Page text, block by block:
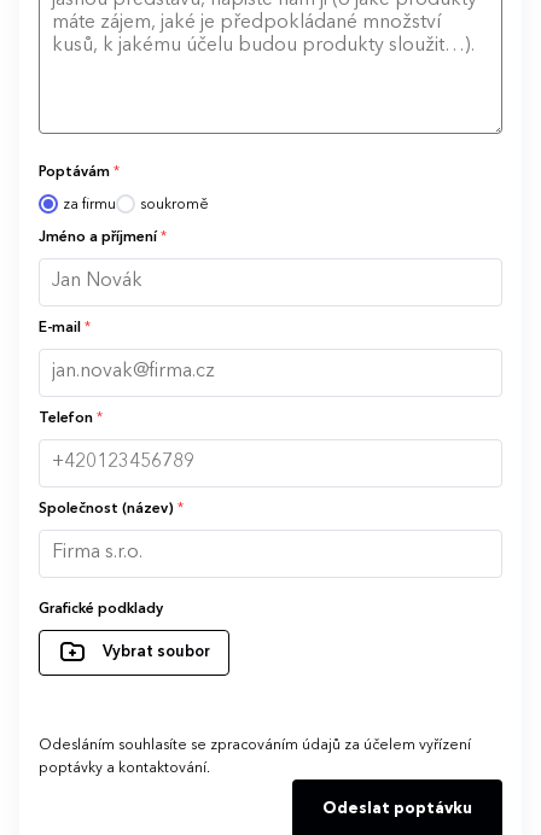
Poptávám *
za firmu soukromě
Jméno a příjmení *
E-mail *
Telefon *
Společnost (název) *
Grafické podklady
Vybrat soubor
Odesláním souhlasíte se zpracováním údajů za účelem vyřízení
poptávky a kontaktování.
Odeslat poptávku